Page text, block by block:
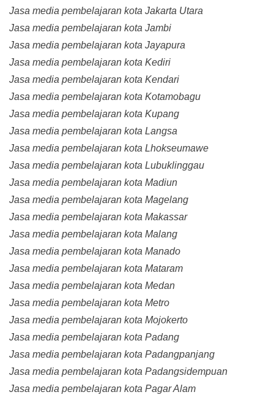
Jasa media pembelajaran kota Jakarta Utara
Jasa media pembelajaran kota Jambi
Jasa media pembelajaran kota Jayapura
Jasa media pembelajaran kota Kediri
Jasa media pembelajaran kota Kendari
Jasa media pembelajaran kota Kotamobagu
Jasa media pembelajaran kota Kupang
Jasa media pembelajaran kota Langsa
Jasa media pembelajaran kota Lhokseumawe
Jasa media pembelajaran kota Lubuklinggau
Jasa media pembelajaran kota Madiun
Jasa media pembelajaran kota Magelang
Jasa media pembelajaran kota Makassar
Jasa media pembelajaran kota Malang
Jasa media pembelajaran kota Manado
Jasa media pembelajaran kota Mataram
Jasa media pembelajaran kota Medan
Jasa media pembelajaran kota Metro
Jasa media pembelajaran kota Mojokerto
Jasa media pembelajaran kota Padang
Jasa media pembelajaran kota Padangpanjang
Jasa media pembelajaran kota Padangsidempuan
Jasa media pembelajaran kota Pagar Alam